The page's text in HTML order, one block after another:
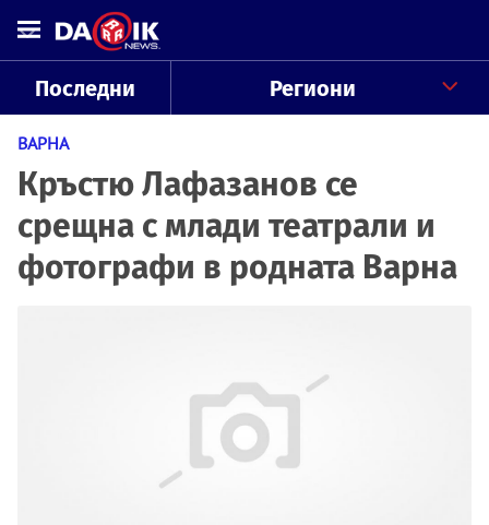
Последни Региони
ВАРНА
Кръстю Лафазанов се
срещна с млади театрали и
фотографи в родната Варна